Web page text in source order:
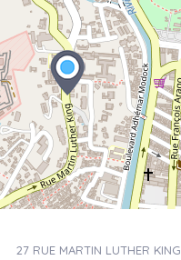
27 RUE MARTIN LUTHER KING